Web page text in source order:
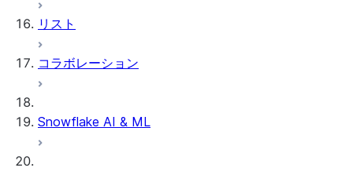
DCM Projects
Snowflakeでのdbtプロジェクト
リスト
コラボレーション
Snowflake AI & ML